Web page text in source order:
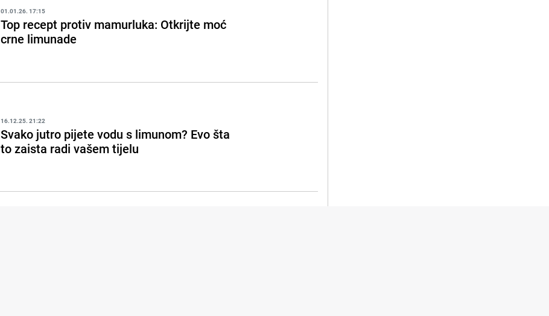
01.01.26. 17:15
Top recept protiv mamurluka: Otkrijte moć
crne limunade
16.12.25. 21:22
Svako jutro pijete vodu s limunom? Evo šta
to zaista radi vašem tijelu